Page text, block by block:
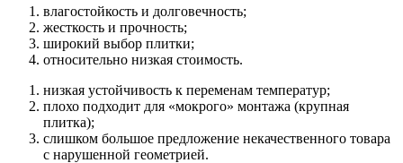
влагостойкость и долговечность;
жесткость и прочность;
широкий выбор плитки;
относительно низкая стоимость.
низкая устойчивость к переменам температур;
плохо подходит для «мокрого» монтажа (крупная
плитка);
слишком большое предложение некачественного товара
с нарушенной геометрией.